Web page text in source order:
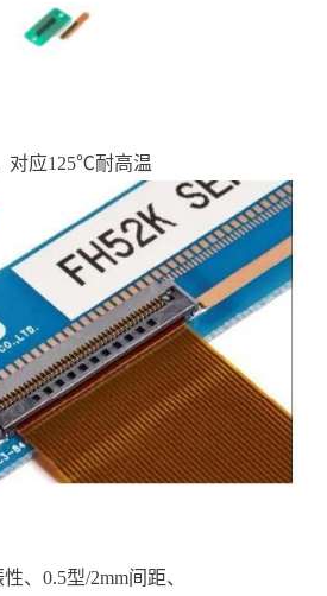
对应125℃耐高温
、0.5型/2mm间距、